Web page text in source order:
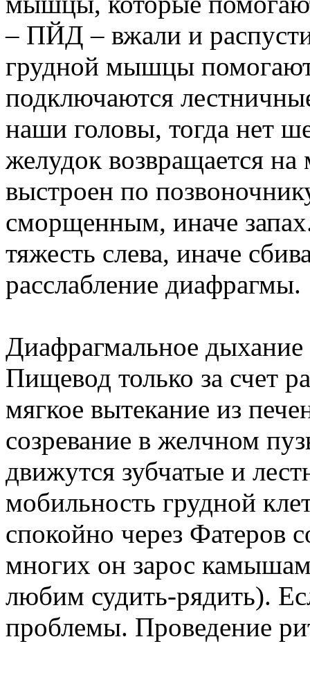
‒ ПЙД ‒ вжали и
грудной мышцы
подключаются
наши головы, тогда нет
желудок возвращается
выстроен по
сморщенным, иначе
тяжесть слева, иначе
расслабление диафрагмы.
Диафрагмальное
Пищевод только за счет
мягкое вытекание из
созревание в желчном
движутся зубчатые и
мобильность грудной
спокойно через Фатеров
многих он зарос
любим судить-рядить).
проблемы. Проведение